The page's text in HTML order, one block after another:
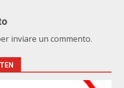
inviare un commento.